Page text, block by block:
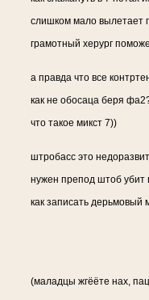
слишком мало вылетает
грамотный херург
а правда что все
как не обосаца беря
что такое микст 7))
штробасс это
нужен препод штоб убит
как записать дерьмовый
(маладцы жгёёте нах,